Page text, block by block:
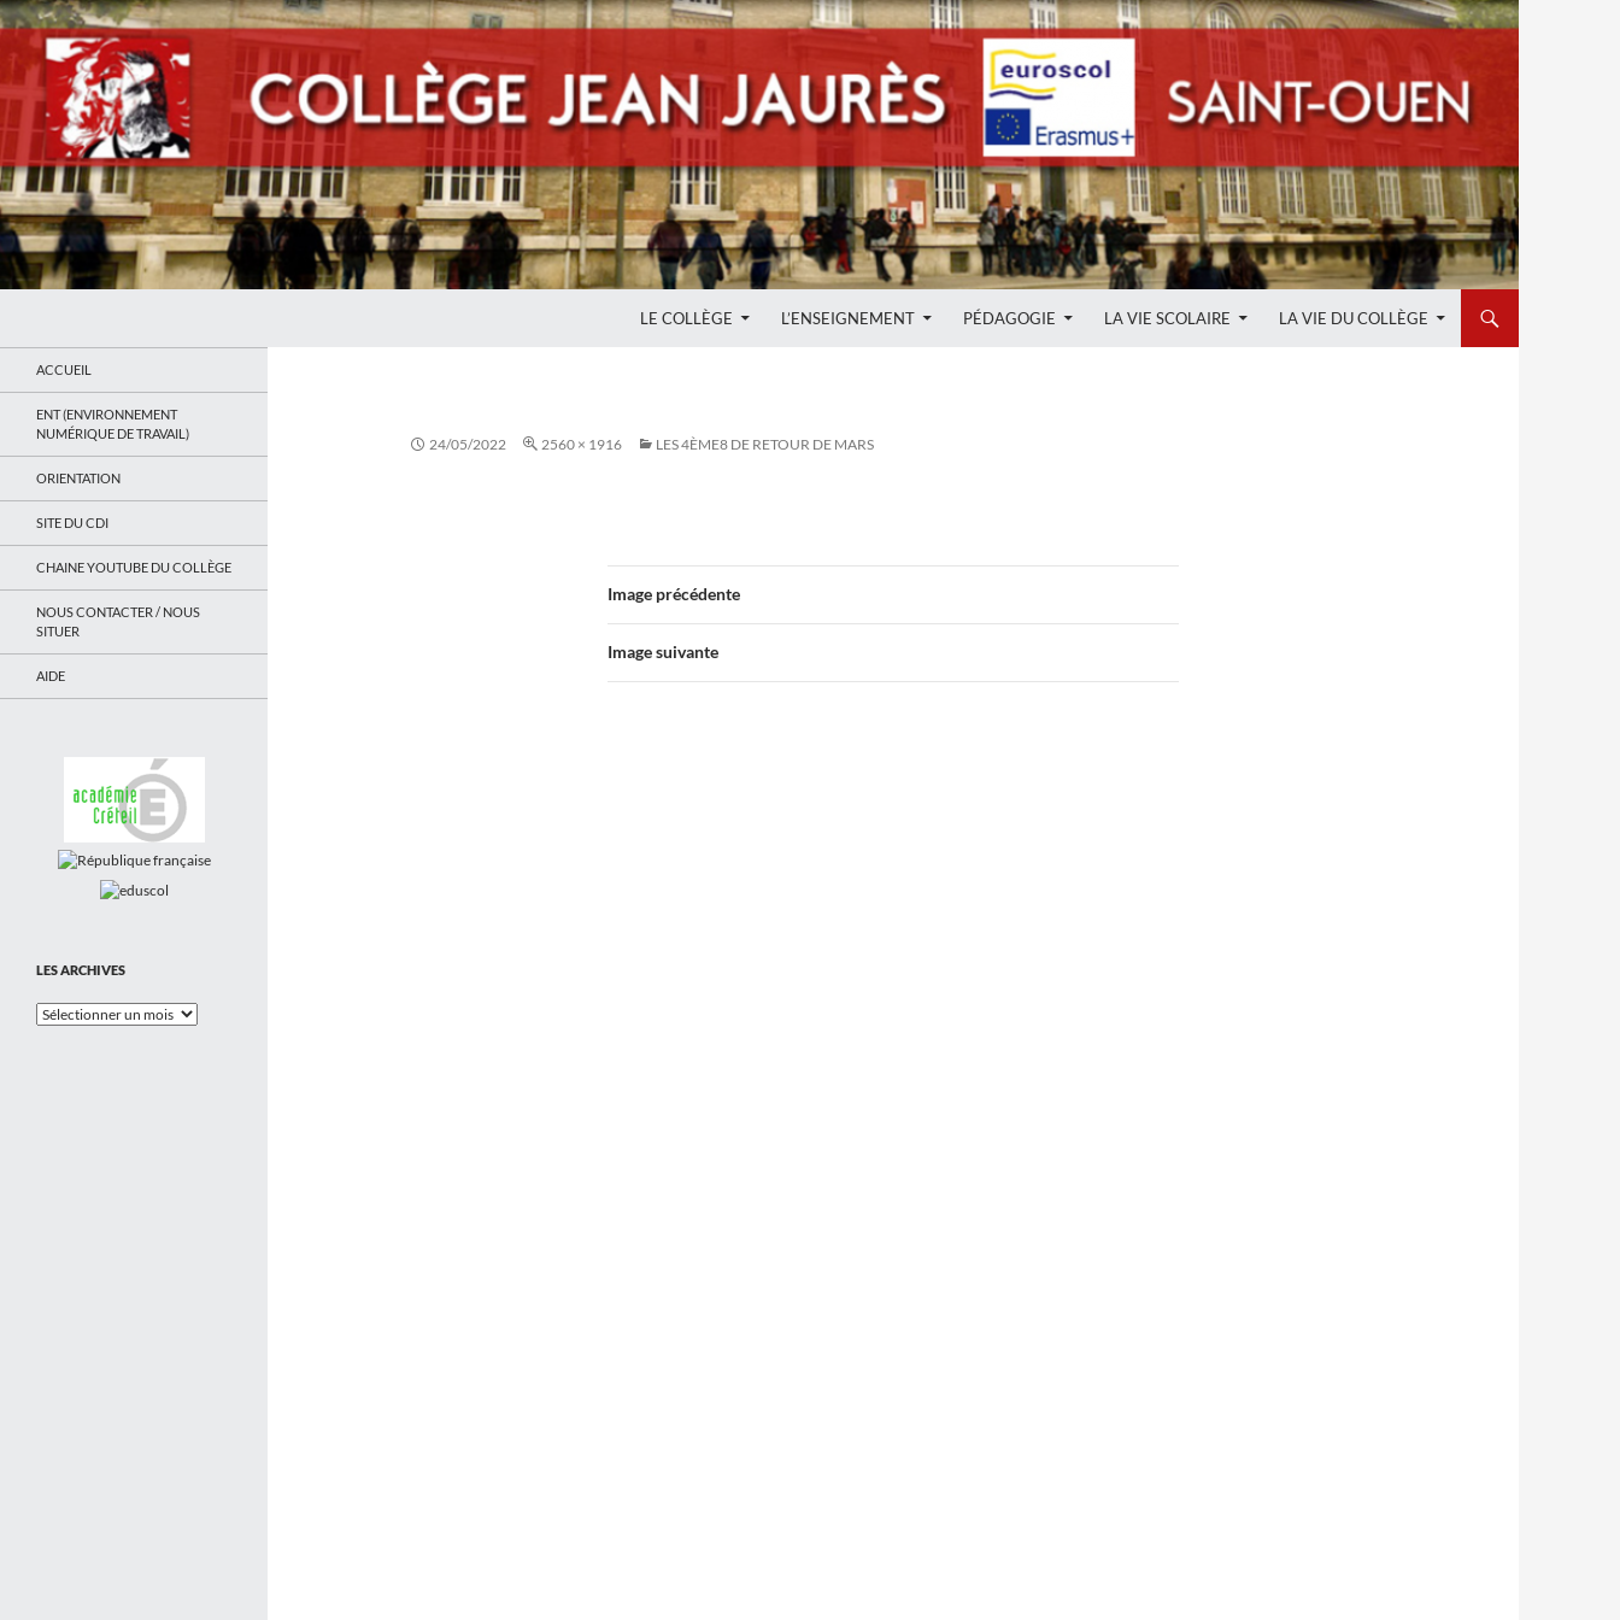
LE COLLÈGE L’ENSEIGNEMENT PÉDAGOGIE LA VIE SCOLAIRE LA VIE DU COLLÈGE
24/05/2022 2560 × 1916 LES 4ÈME8 DE RETOUR DE MARS
Image précédente
Image suivante
ACCUEIL
ENT (ENVIRONNEMENT
NUMÉRIQUE DE TRAVAIL)
ORIENTATION
SITE DU CDI
CHAINE YOUTUBE DU COLLÈGE
NOUS CONTACTER / NOUS
SITUER
AIDE
LES ARCHIVES
Les